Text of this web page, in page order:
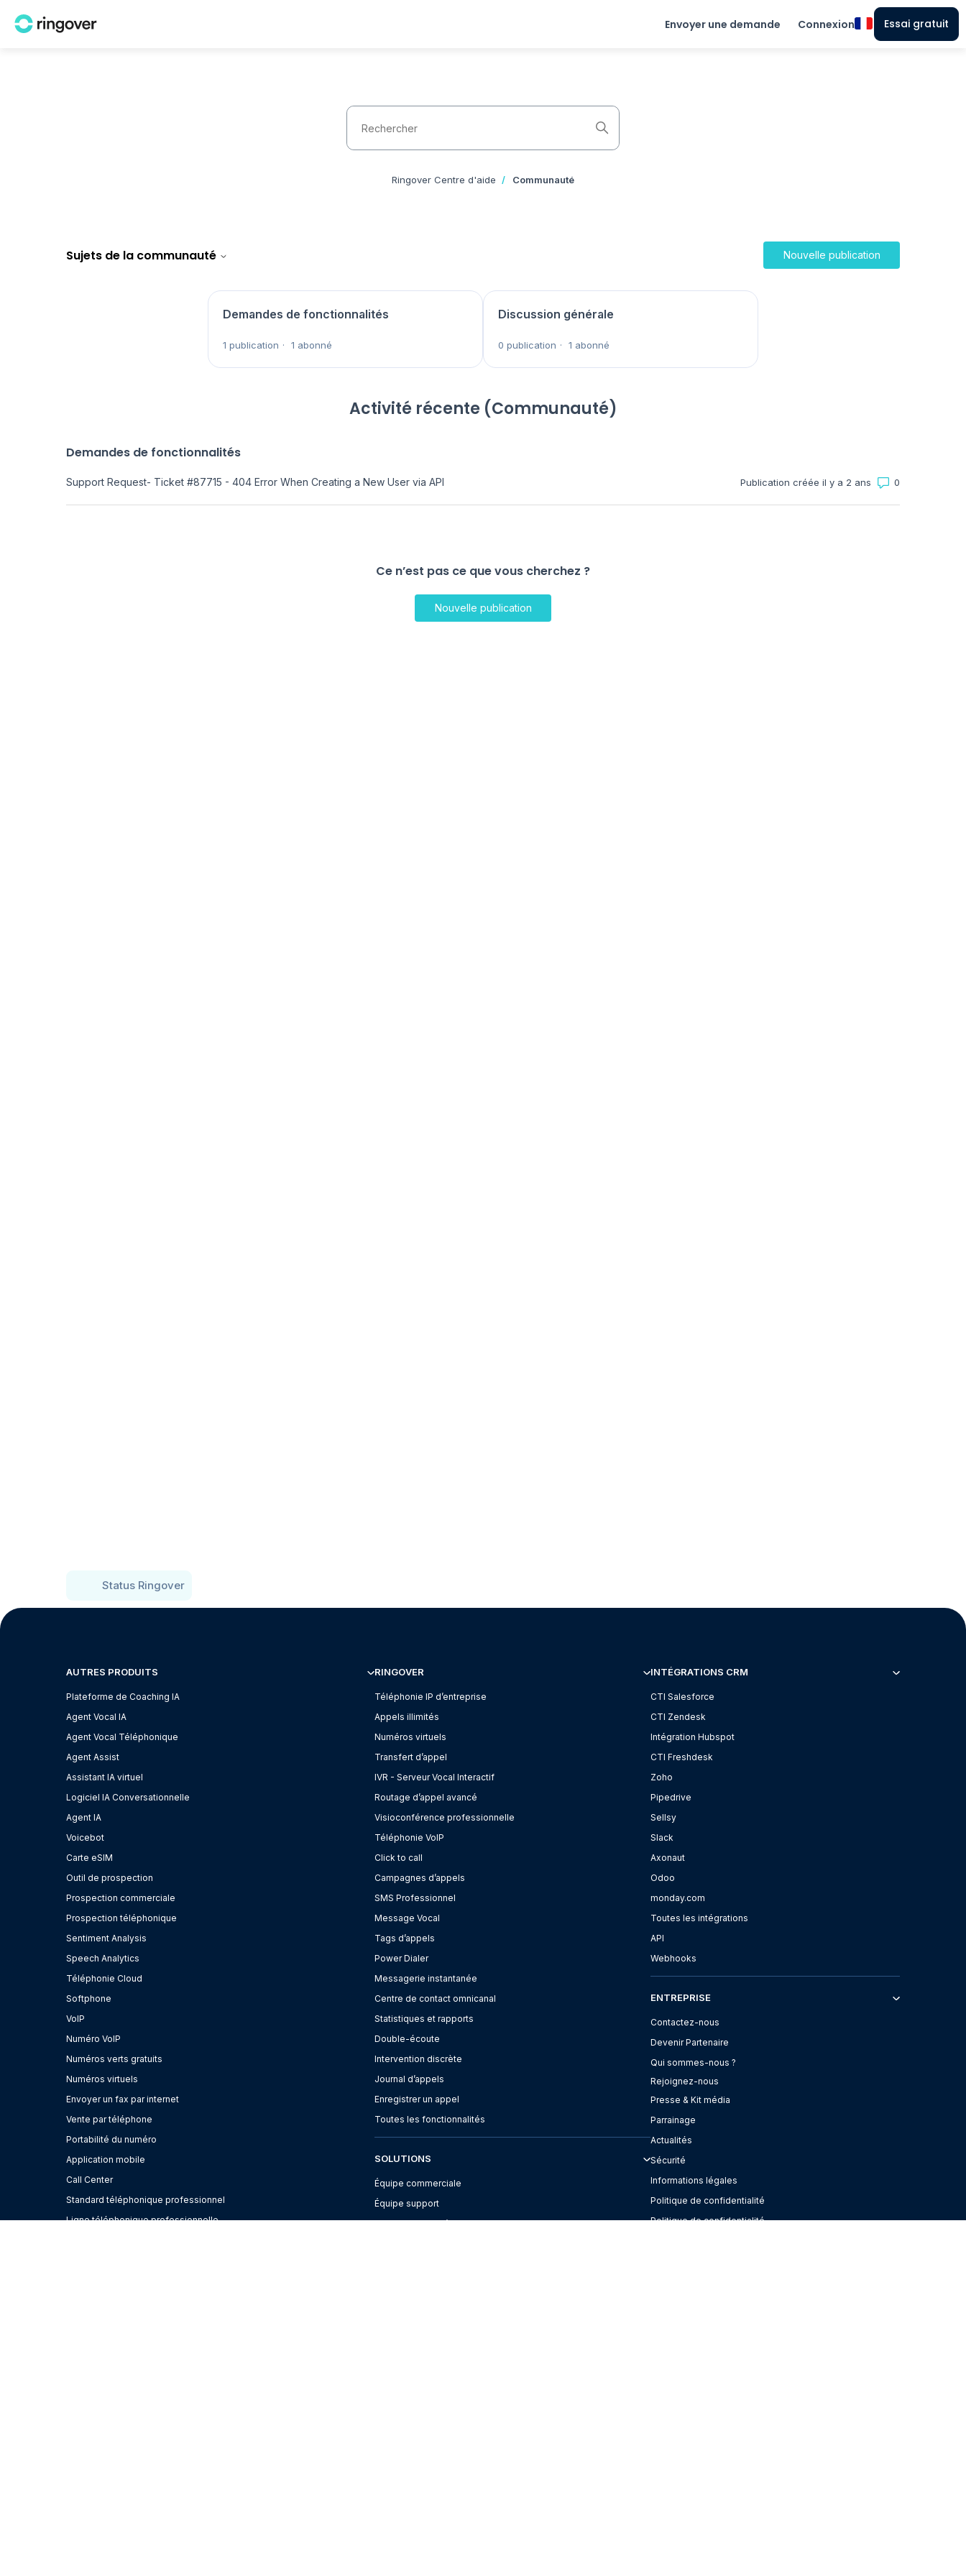
Envoyer une demande Connexion Essai gratuit
Recherche
Ringover Centre d'aide Communauté
Sujets de la communauté Nouvelle publication
Demandes de fonctionnalités
1 publication 1 abonné
Discussion générale
0 publication 1 abonné
Activité récente (Communauté)
Demandes de fonctionnalités
Support Request- Ticket #87715 - 404 Error When Creating a New User via API Publication créée il y a 2 ans
Ce n’est pas ce que vous cherchez ?
Nouvelle publication
Status Ringover
AUTRES PRODUITS
Plateforme de Coaching IA
Agent Vocal IA
Agent Vocal Téléphonique
Agent Assist
Assistant IA virtuel
Logiciel IA Conversationnelle
Agent IA
Voicebot
Carte eSIM
Outil de prospection
Prospection commerciale
Prospection téléphonique
Sentiment Analysis
Speech Analytics
Téléphonie Cloud
Softphone
VoIP
Numéro VoIP
Numéros verts gratuits
Numéros virtuels
Envoyer un fax par internet
Vente par téléphone
Portabilité du numéro
Application mobile
Call Center
Standard téléphonique professionnel
Ligne téléphonique professionnelle
RINGOVER
Téléphonie IP d’entreprise
Appels illimités
Numéros virtuels
Transfert d’appel
IVR - Serveur Vocal Interactif
Routage d’appel avancé
Visioconférence professionnelle
Téléphonie VoIP
Click to call
Campagnes d’appels
SMS Professionnel
Message Vocal
Tags d’appels
Power Dialer
Messagerie instantanée
Centre de contact omnicanal
Statistiques et rapports
Double-écoute
Intervention discrète
Journal d’appels
Enregistrer un appel
Toutes les fonctionnalités
SOLUTIONS
Équipe commerciale
Équipe support
Logiciel centre d’appel
INTÉGRATIONS CRM
CTI Salesforce
CTI Zendesk
Intégration Hubspot
CTI Freshdesk
Zoho
Pipedrive
Sellsy
Slack
Axonaut
Odoo
monday.com
Toutes les intégrations
API
Webhooks
ENTREPRISE
Contactez-nous
Devenir Partenaire
Qui sommes-nous ?
Rejoignez-nous
Presse & Kit média
Parrainage
Actualités
Sécurité
Informations légales
Politique de confidentialité
Politique de confidentialité